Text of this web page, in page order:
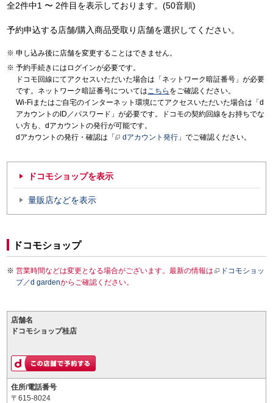
全2件中1 〜 2件目を表示しております。(50音順)
予約申込する店舗/購入商品受取り店舗を選択してください。
申し込み後に店舗を変更することはできません。
予約手続きにはログインが必要です。
ドコモ回線にてアクセスいただいた場合は「ネットワーク暗証番号」が必要
です。ネットワーク暗証番号についてはこちら をご確認ください。
Wi-Fiまたはご自宅のインターネット環境にてアクセスいただいた場合は「d
アカウントのID／パスワード」が必要です。ドコモの契約回線をお持ちでな
い方も、dアカウントの発行が可能です。
dアカウントの発行・確認は「
dアカウント発行 」でご確認ください。
ドコモショップを表示
量販店などを表示
ドコモショップ
営業時間などは変更となる場合がございます。最新の情報は
ドコモショッ
プ／d gardenからご確認ください。
店舗名
ドコモショップ桂店
住所/電話番号
〒615-8024